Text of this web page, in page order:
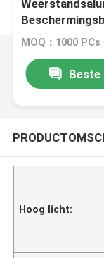
Staven op
MOQ：1000 PCs
Beste
Hoog licht: